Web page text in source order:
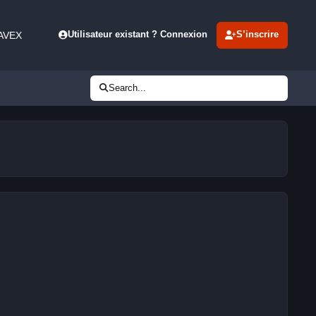
Utilisateur existant ? Connexion S’inscrire
Search...